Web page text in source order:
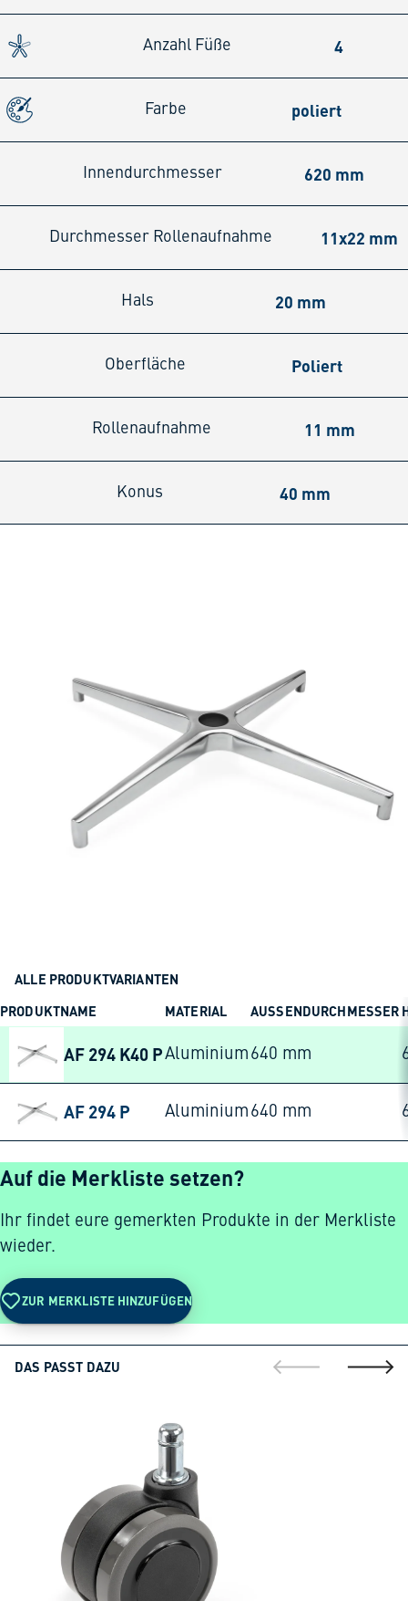
Anzahl Füße 4
Farbe poliert
Innendurchmesser 620 mm
Durchmesser Rollenaufnahme 11x22 mm
Hals 20 mm
Oberfläche Poliert
Rollenaufnahme 11 mm
Konus 40 mm
ALLE PRODUKTVARIANTEN
PRODUKTNAME
MATERIAL AUSSENDURCHMESSER
AF 294 K40 PAluminium 640 mm
AF 294 P Aluminium 640 mm
Auf die Merkliste setzen?
Ihr findet eure gemerkten Produkte in der Merkliste
wieder.
ZUR MERKLISTE HINZUFÜGEN
DAS PASST DAZU
gehe zur gehe